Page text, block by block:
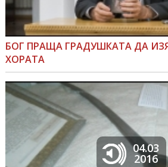
БОГ ПРАЩА ГРАДУШКАТА ДА
ХОРАТА
04.03
2016